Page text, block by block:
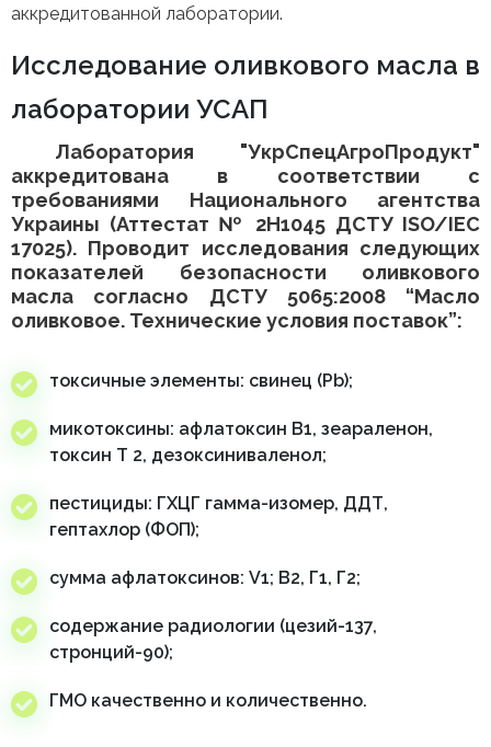
аккредитованной лаборатории.
Исследование оливкового масла в
лаборатории УСАП
Лаборатория "УкрСпецАгроПродукт"
аккредитована в соответствии с
требованиями Национального агентства
Украины (Аттестат № 2Н1045 ДСТУ ISO/IEC
17025). Проводит исследования следующих
показателей безопасности оливкового
масла согласно ДСТУ 5065:2008 “Масло
оливковое. Технические условия поставок”:
токсичные элементы: свинец (Pb);
микотоксины: афлатоксин В1, зеараленон,
токсин Т 2, дезоксиниваленол;
пестициды: ГХЦГ гамма-изомер, ДДТ,
гептахлор (ФОП);
сумма афлатоксинов: V1; В2, Г1, Г2;
содержание радиологии (цезий-137,
стронций-90);
ГМО качественно и количественно.